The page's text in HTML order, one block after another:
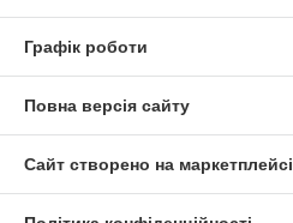
Графік роботи
Повна версія сайту
Сайт створено на маркетплейсі